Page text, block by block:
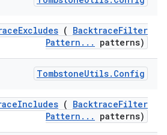
Excludes ( BacktraceFilter
Pattern . . . patterns)
TombstoneUtils. Config
Includes ( BacktraceFilter
Pattern . . . patterns)